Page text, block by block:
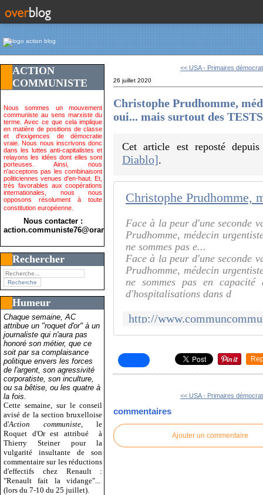
ACTION
COMMUNISTE
Nous sommes un mouvement
communiste au sens marxiste du
terme. Avec ce que cela implique
en matière de positions de classe
et d'exigences de démocratie
vraie. Nous nous inscrivons donc
dans les luttes anti-capitalistes et
relayons les idées dont elles sont
porteuses. Ainsi, nous
n'acceptons pas les combinaisont
politiciennes venues d'en-haut. Et,
très favorables aux coopérations
internationales, nous nous
opposons résolument à toute
constitution européenne.
Nous contacter :
action.communiste76@orange.fr>
Rechercher
Humeur
Chaque semaine, AC
attribue un "roquet d'or" à un
journaliste qui n'aura pas
honoré son métier, que ce
soit par sa complaisance
politique envers les forces
de l'argent, son agressivité
corporatiste, son inculture,
ou sa bêtise, ou les quatre à
la fois.
Cette semaine, sur le conseil
avisé de la section bruxelloise
d'Action communiste , le
Roquet d'Or est attribué
à
Thierry Steiner pour la
vulgarité insultante de son
commentaire sur les réductions
d'effectifs chez Renault :
"Renault fait la vidange"...
(lors du 7-10 du 25 juillet).
<< USA - Primaires
26 juillet 2020
Christophe Prudhomme,
oui... mais surtout des
Cet article est reposté
Diablo].
Face à la peur d'une seconde
Prudhomme, médecin
ne sommes pas e...
Face à la peur d'une seconde
Prudhomme, médecin
ne sommes pas en capacité
d'hospitalisations dans d
<< USA - Primaires
commentaires
Ajouter un commentaire